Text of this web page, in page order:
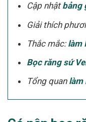
Cập nhật bảng
Giải thích
Thắc mắc: làm
Bọc răng sứ
Tổng quan làm